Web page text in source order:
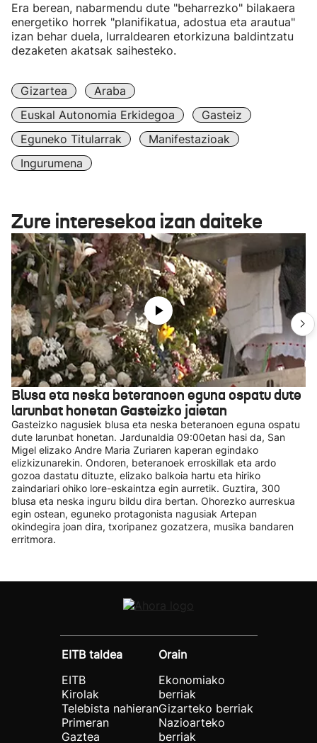
Era berean, nabarmendu dute "beharrezko" bilakaera
energetiko horrek "planifikatua, adostua eta arautua"
izan behar duela, lurraldearen etorkizuna baldintzatu
dezaketen akatsak saihesteko.
Gizartea
Araba
Euskal Autonomia Erkidegoa
Gasteiz
Eguneko Titularrak
Manifestazioak
Ingurumena
Zure interesekoa izan daiteke
Blusa eta neska beteranoen eguna ospatu dute
larunbat honetan Gasteizko jaietan
Gasteizko nagusiek blusa eta neska beteranoen eguna ospatu
dute larunbat honetan. Jardunaldia 09:00etan hasi da, San
Migel elizako Andre Maria Zuriaren kaperan egindako
elizkizunarekin. Ondoren, beteranoek erroskillak eta ardo
gozoa dastatu dituzte, elizako balkoia hartu eta hiriko
zaindariari ohiko lore-eskaintza egin aurretik. Guztira, 300
blusa eta neska inguru bildu dira bertan. Ohorezko aurreskua
egin ostean, eguneko protagonista nagusiak Artepan
okindegira joan dira, txoripanez gozatzera, musika bandaren
erritmora.
EITB taldea
EITB
Kirolak
Telebista nahieran
Primeran
Gaztea
Orain
Ekonomiako
berriak
Gizarteko berriak
Nazioarteko
berriak